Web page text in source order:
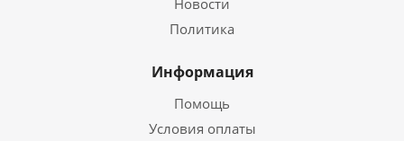
Новости
Политика
Информация
Помощь
Условия оплаты